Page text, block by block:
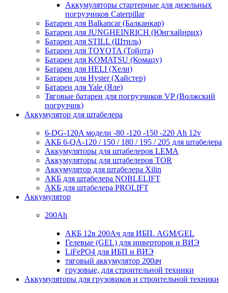
Аккумуляторы стартерные для дизельных
погрузчиков Caterpillar
Батареи для Balkancar (Балканкар)
Батареи для JUNGHEINRICH (Юнгхайнрих)
Батареи для STILL (Штиль)
Батареи для TOYOTA (Тойота)
Батареи для KOMATSU (Комацу)
Батареи для HELI (Хели)
Батареи для Hyster (Хайстер)
Батареи для Yale (Яле)
Тяговые батареи для погрузчиков VP (Волжский
погрузчик)
Аккумулятор для штабелера
6-DG-120A модели -80 -120 -150 -220 Ah 12v
АКБ 6-QA-120 / 150 / 180 / 195 / 205 для штабелера
Аккумуляторы для штабелеров LEMA
Аккумуляторы для штабелеров TOR
Аккумулятор для штабелера Xilin
АКБ для штабелера NOBLELIFT
АКБ для штабелера PROLIFT
Аккумулятор
200Ah
АКБ 12в 200Ач для ИБП. AGM/GEL
Гелевые (GEL) для инверторов и ВИЭ
LiFePO4 для ИБП и ВИЭ
тяговый аккумулятор 200ач
грузовые, для строительной техники
Аккумуляторы для грузовиков и строительной техники